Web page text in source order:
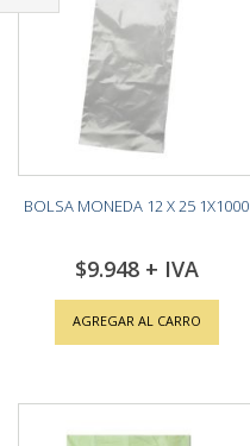
BOLSA MONEDA 12 X 25 1X1000
$9.948
AGREGAR AL CARRO
Shop